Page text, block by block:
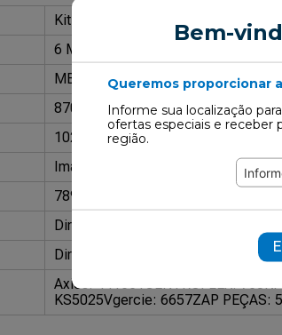
Bem-
Queremos proporcionar
Informe sua localização
ofertas especiais e receber
região.
Kit de Reparo do Amortecedor
6 Meses
MB4152
87088000
10204800681
Imagens meramente ilustrativas.
7898429262269
Direito / Esquerdo
Direito / Esquerdo
Axios: 441661CENTROFLEX: 760K
KS5025Vgercie: 6657ZAP PEÇAS: